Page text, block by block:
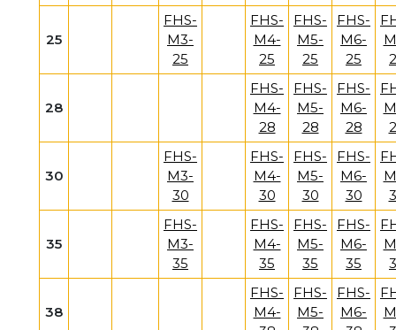
25
FHS-
M3-
25
FHS-
M4-
25
FHS-
M5-
25
FHS-
M6-
25
28
FHS-
M4-
28
FHS-
M5-
28
FHS-
M6-
28
30
FHS-
M3-
30
FHS-
M4-
30
FHS-
M5-
30
FHS-
M6-
30
35
FHS-
M3-
35
FHS-
M4-
35
FHS-
M5-
35
FHS-
M6-
35
38
FHS-
M4-
FHS-
M5-
FHS-
M6-